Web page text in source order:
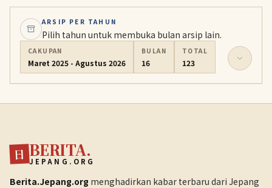
gaya hidup yang modis.
ARSIP PER TAHUN
Pilih tahun untuk membuka bulan arsip lain.
CAKUPAN
Maret 2025 - Agustus 2026
BULAN
16
TOTAL
123
日 BERITA.
JEPANG.ORG
Berita.Jepang.org menghadirkan kabar terbaru dari Jepang